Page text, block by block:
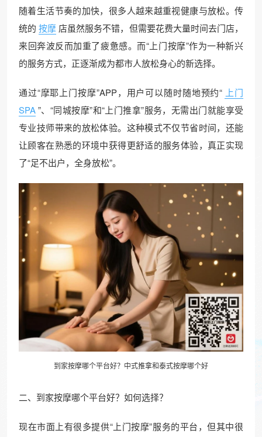
随着生活节奏的加快，很多人越来越重视健康与放松。传
统的 按摩 店虽然服务不错，但需要花费大量时间去门店，
来回奔波反而加重了疲惫感。而“上门按摩”作为一种新兴
的服务方式，正逐渐成为都市人放松身心的新选择。
通过“摩耶上门按摩”APP，用户可以随时随地预约“ 上门
SPA”、“同城按摩”和“上门推拿”服务，无需出门就能享受
专业技师带来的放松体验。这种模式不仅节省时间，还能
让顾客在熟悉的环境中获得更舒适的服务体验，真正实现
了“足不出户，全身放松”。
到家按摩哪个平台好？ 中式推拿和泰式按摩哪个好
二、到家按摩哪个平台好？如何选择？
现在市面上有很多提供“上门按摩”服务的平台，但其中很